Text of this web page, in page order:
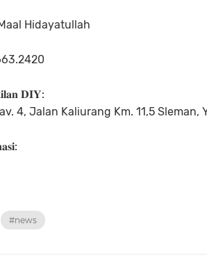
Hidayatullah
𝐃𝐈𝐘:
4, Jalan Kaliurang Km. 11,5 Sleman,
#news